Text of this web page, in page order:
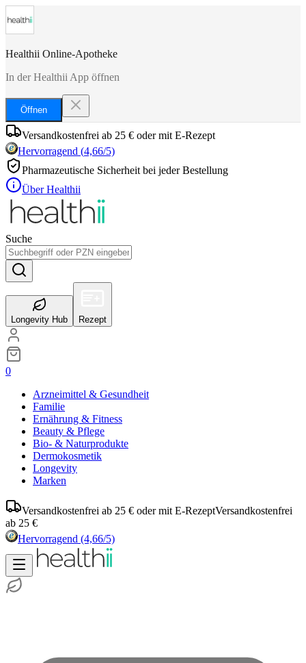
Healthii Online-Apotheke
In der Healthii App öffnen
Öffnen
Versandkostenfrei ab 25 € oder mit E-Rezept
Hervorragend (4,66/5)
Pharmazeutische Sicherheit bei jeder Bestellung
Über Healthii
Suche
Longevity Hub Rezept
0
Arzneimittel & Gesundheit
Familie
Ernährung & Fitness
Beauty & Pflege
Bio- & Naturprodukte
Dermokosmetik
Longevity
Marken
Versandkostenfrei ab 25 € oder mit E-RezeptVersandkostenfrei
ab 25 €
Hervorragend (4,66/5)